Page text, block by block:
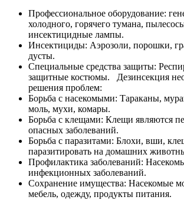
Профессиональное оборудование:
холодного, горячего тумана,
инсектицидные лампы.
Инсектициды: Аэрозоли, порошки,
дусты.
Специальные средства защиты:
защитные костюмы. Дезинсекция
решения проблем:
Борьба с насекомыми: Тараканы,
моль, мухи, комары.
Борьба с клещами: Клещи являются
опасных заболеваний.
Борьба с паразитами: Блохи, вши,
паразитировать на домашних
Профилактика заболеваний:
инфекционных заболеваний.
Сохранение имущества: Насекомые
мебель, одежду, продукты питания.